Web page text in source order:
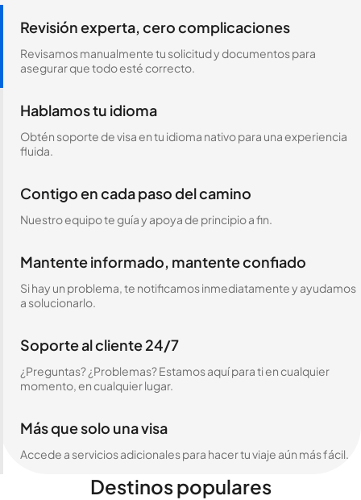
Revisión experta, cero complicaciones
Revisamos manualmente tu solicitud y documentos para
asegurar que todo esté correcto.
Hablamos tu idioma
Obtén soporte de visa en tu idioma nativo para una experiencia
fluida.
Contigo en cada paso del camino
Nuestro equipo te guía y apoya de principio a fin.
Mantente informado, mantente confiado
Si hay un problema, te notificamos inmediatamente y ayudamos
a solucionarlo.
Soporte al cliente 24/7
¿Preguntas? ¿Problemas? Estamos aquí para ti en cualquier
momento, en cualquier lugar.
Más que solo una visa
Accede a servicios adicionales para hacer tu viaje aún más fácil.
Destinos populares